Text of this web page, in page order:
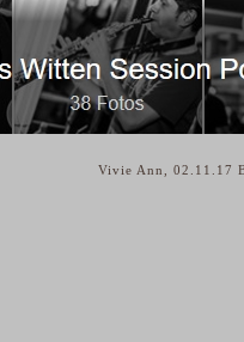
Vivie Ann, 02.11.17